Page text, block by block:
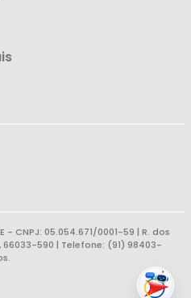
CNPJ: 05.054.671/0001-59 | R. dos
66033-590 | Telefone: (91) 98403-